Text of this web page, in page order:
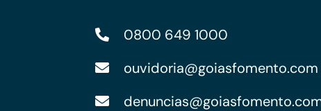
0800 649 1000
ouvidoria@goiasfomento.com